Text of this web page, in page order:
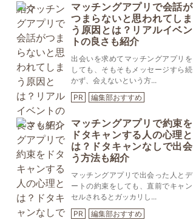
マッチングアプリで会話が
つまらないと思われてしま
う原因とは？リアルイベン
トの良さも紹介
出会いを求めてマッチングアプリを
しても、そもそもメッセージすら続
かず、会えないという方...
PR
編集部おすすめ
マッチングアプリで約束を
ドタキャンする人の心理と
は？ドタキャンなしで出会
う方法も紹介
マッチングアプリで出会った人とデ
ートの約束をしても、直前でキャン
セルされるとガッカリし...
PR
編集部おすすめ